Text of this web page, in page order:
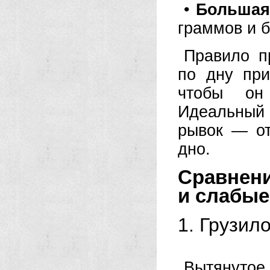
•
граммов и
Правило
по дну
чтобы он
Идеальный
рывок —
дно.
и
1.